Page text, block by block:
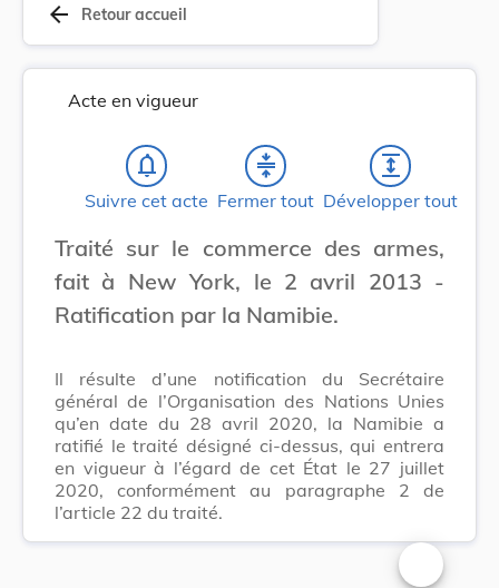
arrow_back Retour accueil
Acte en vigueur
notifications_none
Suivre cet acte
compress
Fermer tout
expand
Développer tout
Traité sur le commerce des armes,
fait à New York, le 2 avril 2013 -
Ratification par la Namibie.
Il résulte d’une notification du Secrétaire
général de l’Organisation des Nations Unies
qu’en date du 28 avril 2020, la Namibie a
ratifié le traité désigné ci-dessus, qui entrera
en vigueur à l’égard de cet État le 27 juillet
2020, conformément au paragraphe 2 de
l’article 22 du traité.